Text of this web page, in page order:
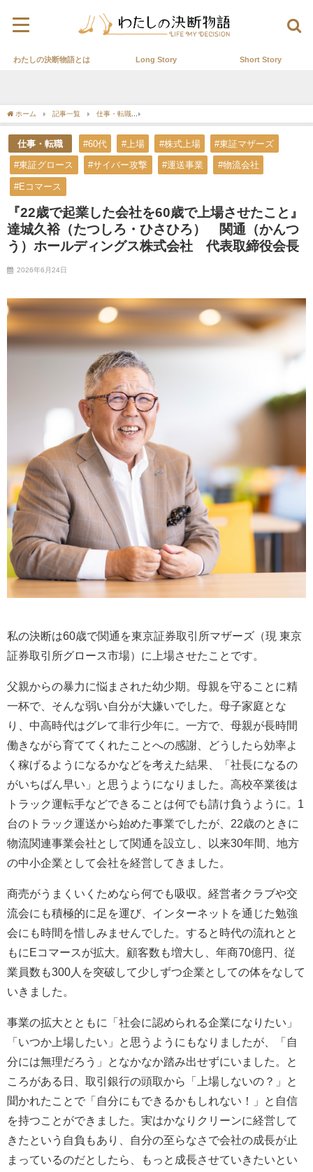
わたしの決断物語とは Long Story Short Story
ホーム 記事一覧 仕事・転職
仕事・転職 #60代 #上場 #株式上場 #東証マザーズ
#東証グロース #サイバー攻撃 #運送事業 #物流会社
#Eコマース
『22歳で起業した会社を60歳で上場させたこと』
達城久裕（たつしろ・ひさひろ） 関通（かんつ
う）ホールディングス株式会社 代表取締役会長
2026年6月24日
私の決断は60歳で関通を東京証券取引所マザーズ（現 東京
証券取引所グロース市場）に上場させたことです。
父親からの暴力に悩まされた幼少期。母親を守ることに精
一杯で、そんな弱い自分が大嫌いでした。母子家庭とな
り、中高時代はグレて非行少年に。一方で、母親が長時間
働きながら育ててくれたことへの感謝、どうしたら効率よ
く稼げるようになるかなどを考えた結果、「社長になるの
がいちばん早い」と思うようになりました。高校卒業後は
トラック運転手などできることは何でも請け負うように。1
台のトラック運送から始めた事業でしたが、22歳のときに
物流関連事業会社として関通を設立し、以来30年間、地方
の中小企業として会社を経営してきました。
商売がうまくいくためなら何でも吸収。経営者クラブや交
流会にも積極的に足を運び、インターネットを通じた勉強
会にも時間を惜しみませんでした。すると時代の流れとと
もにEコマースが拡大。顧客数も増大し、年商70億円、従
業員数も300人を突破して少しずつ企業としての体をなして
いきました。
事業の拡大とともに「社会に認められる企業になりたい」
「いつか上場したい」と思うようにもなりましたが、「自
分には無理だろう」となかなか踏み出せずにいました。と
ころがある日、取引銀行の頭取から「上場しないの？」と
聞かれたことで「自分にもできるかもしれない！」と自信
を持つことができました。実はかなりクリーンに経営して
きたという自負もあり、自分の至らなさで会社の成長が止
まっているのだとしたら、もっと成長させていきたいとい